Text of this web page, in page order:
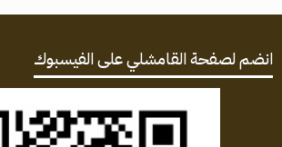
انضم لصفحة القامشلي على الفيسبوك